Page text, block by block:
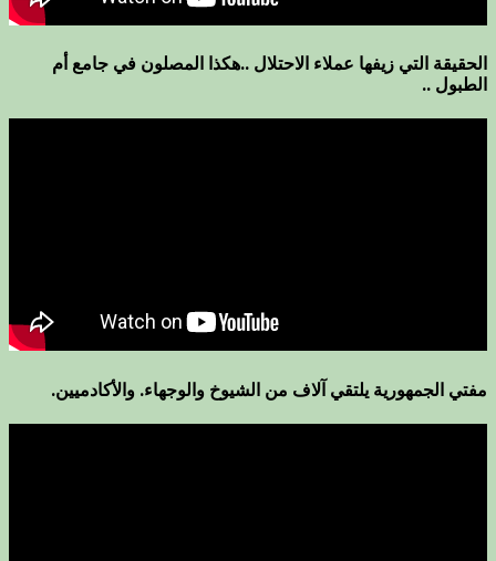
الحقيقة التي زيفها عملاء الاحتلال ..هكذا المصلون في جامع أم
الطبول ..
مفتي الجمهورية يلتقي آلاف من الشيوخ والوجهاء. والأكادميين.